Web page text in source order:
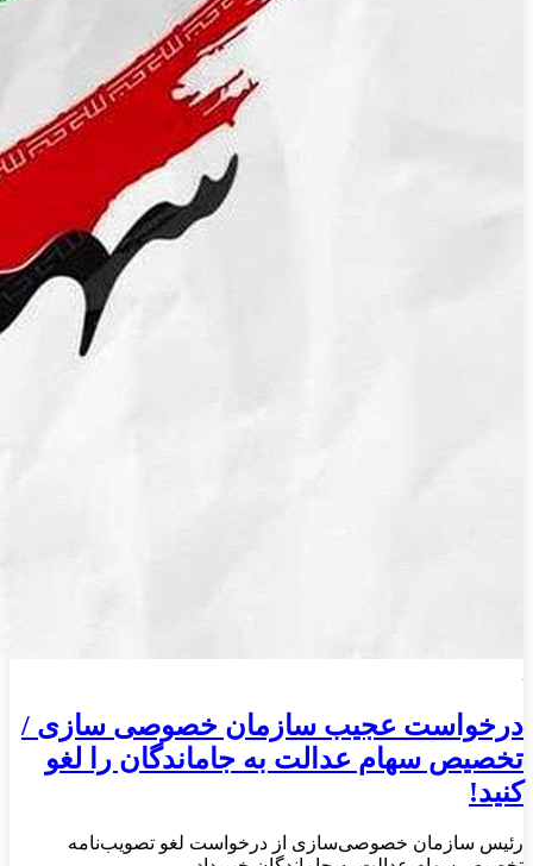
درخواست عجیب سازمان خصوصی سازی /
تخصیص سهام عدالت به جاماندگان را لغو
کنید!
رئیس سازمان خصوصی‌سازی از درخواست لغو تصویب‌نامه